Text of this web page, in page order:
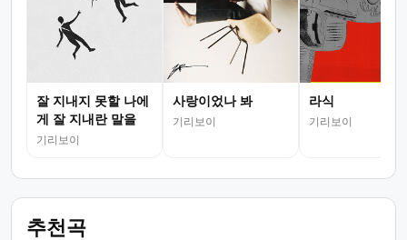
잘 지내지 못할 나에
게 잘 지내란 말을
기리보이
사랑이었나 봐
기리보이
라식
기리보이
추천곡